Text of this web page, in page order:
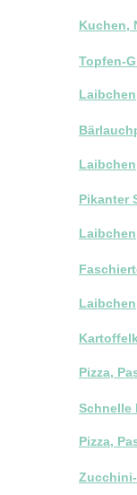
Kuchen,
Topfen-
Pikanter
Pizza,
Schnelle
Pizza,